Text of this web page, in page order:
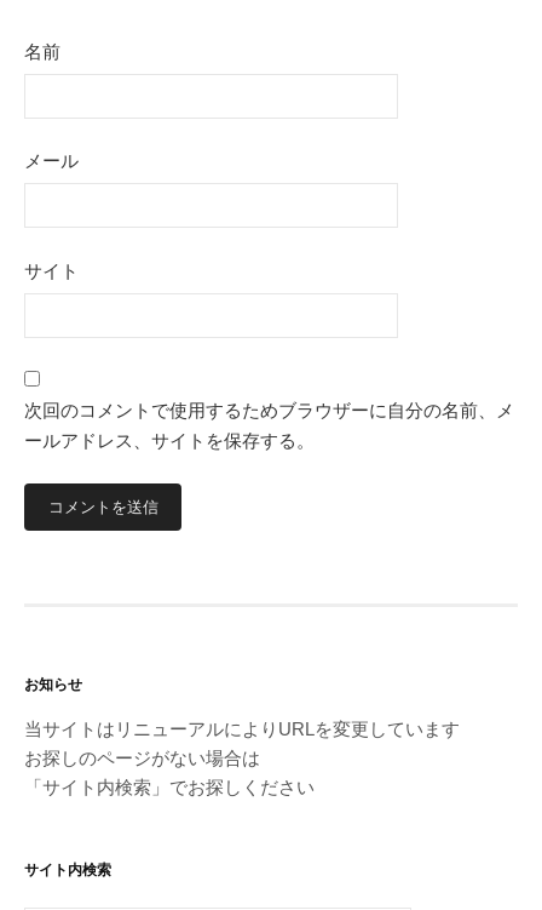
名前
メール
サイト
次回のコメントで使用するためブラウザーに自分の名前、メ
ールアドレス、サイトを保存する。
お知らせ
当サイトはリニューアルによりURLを変更しています
お探しのページがない場合は
「サイト内検索」でお探しください
サイト内検索